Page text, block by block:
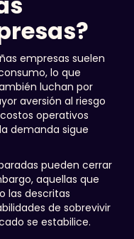
empresas suelen
lo que
luchan por
aversión al riesgo
operativos
demanda sigue
pueden cerrar
aquellas que
las descritas
de sobrevivir
se estabilice.